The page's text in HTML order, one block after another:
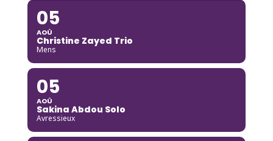
05
AOÛ
Christine Zayed Trio
Mens
05
AOÛ
Sakina Abdou Solo
Avressieux